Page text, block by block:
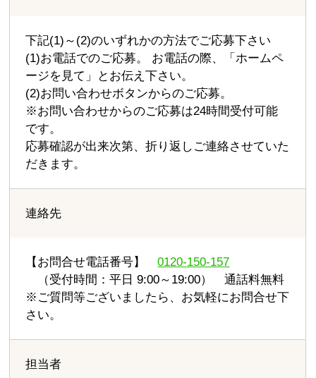
下記(1)～(2)のいずれかの方法でご応募下さい
(1)お電話でのご応募。 お電話の際、「ホームペ
ージを見て」とお伝え下さい。
(2)お問い合わせボタンからのご応募。
※お問い合わせからのご応募は24時間受付可能
です。
応募確認が出来次第、折り返しご連絡させていた
だきます。
連絡先
【お問合せ電話番号】0120-150-157
（受付時間：平日 9:00～19:00） 通話料無料
※ご質問等ございましたら、お気軽にお問合せ下
さい。
担当者